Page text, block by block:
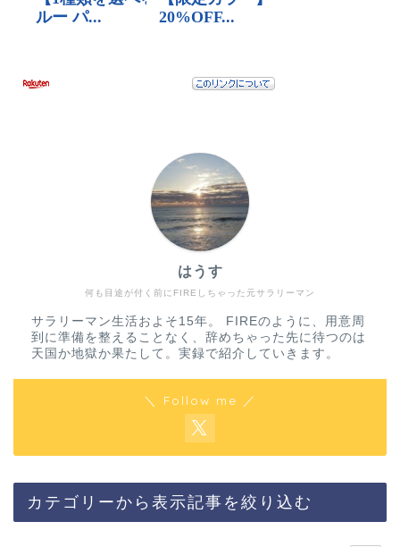
何も目途が付く前にFIREしちゃった元サラリーマン
はうす
サラリーマン生活およそ15年。 FIREのように、用意周
到に準備を整えることなく、辞めちゃった先に待つのは
天国か地獄か果たして。実録で紹介していきます。
＼ Follow me ／
カテゴリーから表示記事を絞り込む